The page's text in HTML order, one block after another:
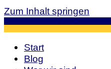
Zum Inhalt springen
Start
Blog